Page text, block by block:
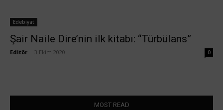
Edebiyat
Şair Naile Dire’nin ilk kitabı: “Türbülans”
Editör 3 Ekim 2020 0
MOST READ